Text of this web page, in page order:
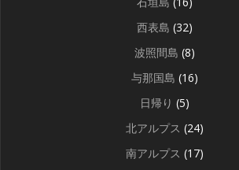
西表島 (32)
波照間島 (8)
与那国島 (16)
日帰り (5)
北アルプス (24)
南アルプス (17)